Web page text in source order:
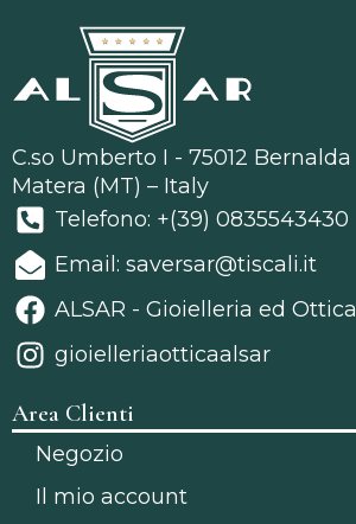
C.so Umberto I - 75012 Bernalda
Matera (MT) – Italy
Telefono: +(39) 0835543430
Email: saversar@tiscali.it
ALSAR - Gioielleria ed Ottica
gioielleriaotticaalsar
Area Clienti
Negozio
Il mio account